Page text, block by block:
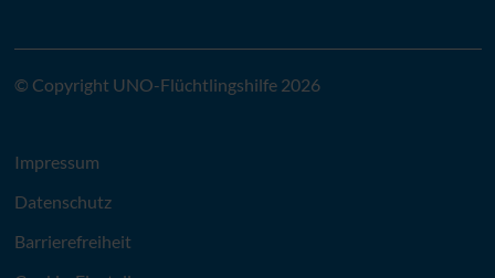
© Copyright UNO-Flüchtlingshilfe 2026
Impressum
Datenschutz
Barrierefreiheit